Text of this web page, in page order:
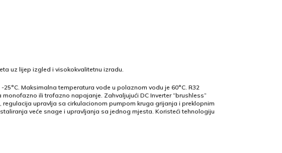
uz lijep izgled i visokokvalitetnu izradu.
Maksimalna temperatura vode u polaznom vodu je 60°C. R32
ili trofazno napajanje. Zahvaljujući DC Inverter “brushless”
upravlja sa cirkulacionom pumpom kruga grijanja i preklopnim
veće snage i upravljanja sa jednog mjesta. Koristeći tehnologiju